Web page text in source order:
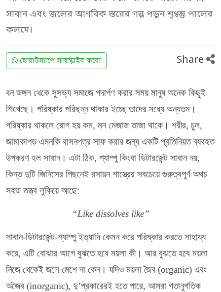
সাবান এবং জলের আণবিক স্তরের গল্প পড়ুন শৃণ্বন্তু পালের
কলমে।
হোয়াটস্যাপে সাবস্ক্রাইব করো Share
বন জঙ্গল থেকে সুসভ্য সমাজে পদার্পণ করার সময় মানুষ অনেক কিছুই
শিখেছে। পরিষ্কার পরিছন্ন থাকার ইচ্ছে তাদের মধ্যে অন্যতম।
পরিষ্কার থাকলে রোগ হয় কম, মন মেজাজ তাজা থাকে। শরীর, চুল,
জামাকাপড় এমনকি বাসনপত্র সাফ করার জন্য একটি প্রতিনিয়ত ব্যবহৃত
উপকরণ হল সাবান। এটা ঠিক, শ্যাম্পু কিংবা ডিটারজেন্ট সাবান নয়,
কিন্ত দুটি জিনিসের পিছনেই রসায়ন শাস্ত্রের সবচেয়ে গুরুত্বপূর্ণ অথচ
সহজ তত্ত্ব লুকিয়ে আছে:
“Like dissolves like”
সাবান-ডিটারজেন্ট-শ্যাম্পু ইত্যাদি কেমন করে পরিষ্কার করতে সাহায্য
করে, এটি বোঝার আগে বুঝতে হবে ময়লা কী। আর বুঝতে হবে ময়লা
নিজে থেকেই জলে মেশে না কেন। যদিও ময়লা জৈব (organic) এবং
অজৈব (inorganic), দু’প্রকারেরই হতে পারে, আমরা গতানুগতিক